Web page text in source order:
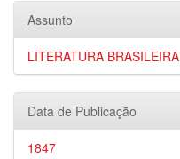
Assunto
LITERATURA BRASILEIRA
Data de Publicação
1847